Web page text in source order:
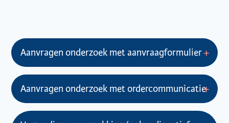
Aanvragen onderzoek met aanvraagformulier
Aanvragen onderzoek met ordercommunicatie